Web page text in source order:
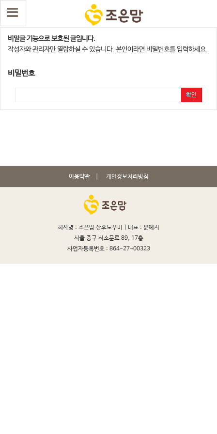
청주지점
비밀글 기능으로 보호된 글입니다.
작성자와 관리자만 열람하실 수 있습니다. 본인이라면 비밀번호를 입력하세요.
비밀번호
확인
이용약관 개인정보처리방침
회사명 : 조은맘 산후도우미 | 대표 : 윤예지
서울 중구 서소문로 89, 17층
사업자등록번호 : 864-27-00323